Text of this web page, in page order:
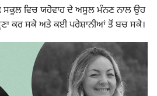
ਸਕੂਲ ਵਿਚ ਯਹੋਵਾਹ ਦੇ ਅਸੂਲ ਮੰਨਣ ਨਾਲ ਉਹ
ਕਰ ਸਕੇ ਅਤੇ ਕਈ ਪਰੇਸ਼ਾਨੀਆਂ ਤੋਂ ਬਚ ਸਕੇ।